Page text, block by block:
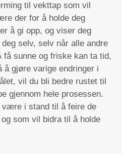
til vekttap som vil
der for å holde deg
å gi opp, og viser deg
selv, selv når alle andre
sunne og friske kan ta tid,
å gjøre varige endringer i
vil du bli bedre rustet til
gjennom hele prosessen.
være i stand til å feire de
som vil bidra til å holde